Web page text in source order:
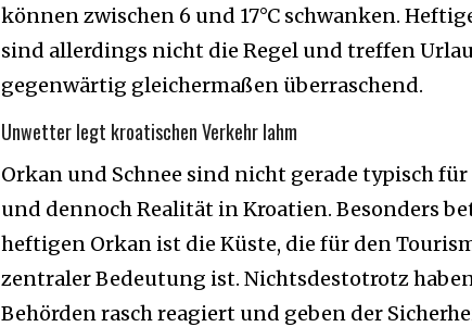
können zwischen 6 und 17°C schwanken.
sind allerdings nicht die Regel und treffen
gegenwärtig gleichermaßen überraschend.
Unwetter legt kroatischen Verkehr lahm
Orkan und Schnee sind nicht gerade typisch
und dennoch Realität in Kroatien. Besonders
heftigen Orkan ist die Küste, die für den
zentraler Bedeutung ist. Nichtsdestotrotz
Behörden rasch reagiert und geben der